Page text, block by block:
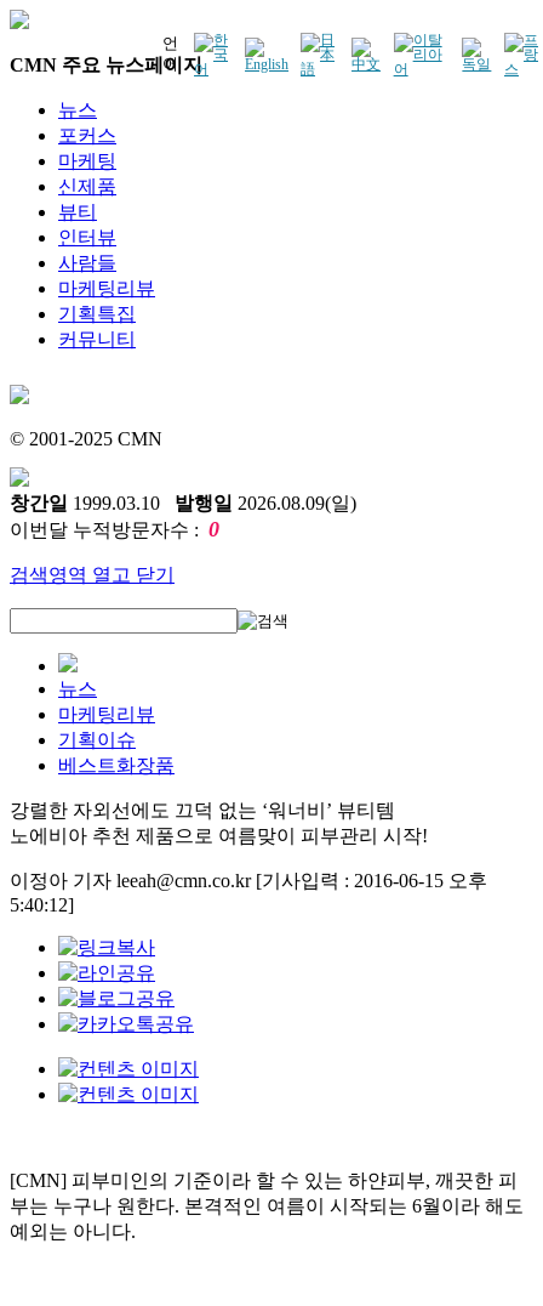
언
어
CMN 주요 뉴스페이지
뉴스
포커스
마케팅
신제품
뷰티
인터뷰
사람들
마케팅리뷰
기획특집
커뮤니티
© 2001-2025 CMN
창간일 1999.03.10 발행일 2026.08.09(일)
이번달 누적방문자수 : 0
검색영역 열고 닫기
뉴스
마케팅리뷰
기획이슈
베스트화장품
강렬한 자외선에도 끄덕 없는 ‘워너비’ 뷰티템
노에비아 추천 제품으로 여름맞이 피부관리 시작!
이정아 기자 leeah@cmn.co.kr [기사입력 : 2016-06-15 오후
5:40:12]
[CMN] 피부미인의 기준이라 할 수 있는 하얀피부, 깨끗한 피
부는 누구나 원한다. 본격적인 여름이 시작되는 6월이라 해도
예외는 아니다.